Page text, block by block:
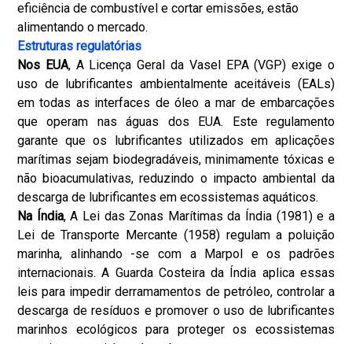
eficiência de combustível e cortar emissões, estão
alimentando o mercado.
Estruturas regulatórias
Nos EUA, A Licença Geral da Vasel EPA (VGP) exige o
uso de lubrificantes ambientalmente aceitáveis (EALs)
em todas as interfaces de óleo a mar de embarcações
que operam nas águas dos EUA. Este regulamento
garante que os lubrificantes utilizados em aplicações
marítimas sejam biodegradáveis, minimamente tóxicas e
não bioacumulativas, reduzindo o impacto ambiental da
descarga de lubrificantes em ecossistemas aquáticos.
Na Índia, A Lei das Zonas Marítimas da Índia (1981) e a
Lei de Transporte Mercante (1958) regulam a poluição
marinha, alinhando -se com a Marpol e os padrões
internacionais. A Guarda Costeira da Índia aplica essas
leis para impedir derramamentos de petróleo, controlar a
descarga de resíduos e promover o uso de lubrificantes
marinhos ecológicos para proteger os ecossistemas